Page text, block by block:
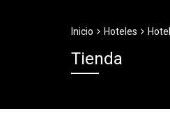
Inicio Hoteles
Tienda